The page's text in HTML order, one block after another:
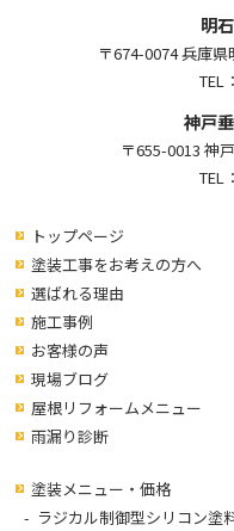
明
〒674-0074 兵庫
TEL：
神戸
〒655-0013 神
TEL：
トップページ
塗装工事をお考えの方へ
選ばれる理由
施工事例
お客様の声
現場ブログ
屋根リフォームメニュー
雨漏り診断
塗装メニュー・価格
ラジカル制御型シリコン塗